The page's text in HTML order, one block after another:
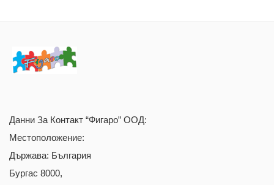
Данни За Контакт “Фигаро” ООД:
Местоположение:
Държава: България
Бургас 8000,